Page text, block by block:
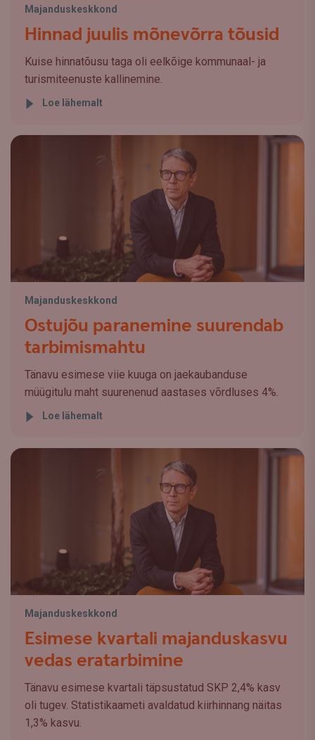
Majanduskeskkond
Hinnad juulis mõnevõrra tõusid
Kuise hinnatõusu taga oli eelkõige kommunaal- ja
turismiteenuste kallinemine.
Loe lähemalt
Majanduskeskkond
Ostujõu paranemine suurendab
tarbimismahtu
Tänavu esimese viie kuuga on jaekaubanduse
müügitulu maht suurenenud aastases võrdluses 4%.
Loe lähemalt
Majanduskeskkond
Esimese kvartali majanduskasvu
vedas eratarbimine
Tänavu esimese kvartali täpsustatud SKP 2,4% kasv
oli tugev. Statistikaameti avaldatud kiirhinnang näitas
1,3% kasvu.